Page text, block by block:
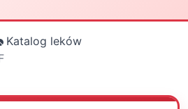
Katalog leków